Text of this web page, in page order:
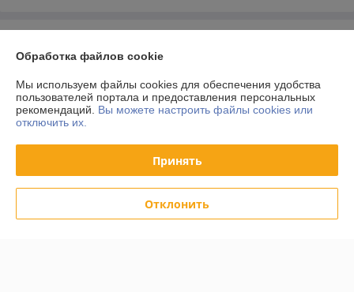
Доставка и оплата
График работы
Полная версия сайта
Политика обработки cookies
Обработка файлов cookie
Мы используем файлы cookies для обеспечения удобства
пользователей портала и предоставления персональных
рекомендаций. Вы можете настроить файлы cookies или
отключить их.
Принять
Отклонить